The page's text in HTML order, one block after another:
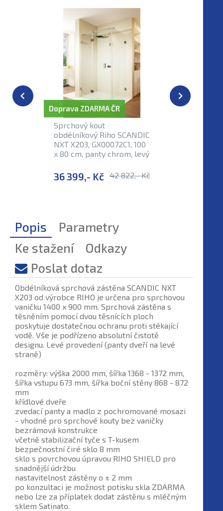
Sprchový kout
obdélníkový Riho SCANDIC
NXT X203, GX00072C1, 100
x 80 cm, panty chrom, levý
36 399,- Kč 42 822,- Kč
Doprava ZDARMA ČR Doprava
Popis
Parametry
Ke stažení
Odkazy
Poslat dotaz
Obdélníková sprchová zástěna SCANDIC NXT
X203 od výrobce RIHO je určena pro sprchovou
vaničku 1400 x 900 mm. Sprchová zástěna s
těsněním pomocí dvou těsnících ploch
poskytuje dostatečnou ochranu proti stékající
vodě. Vše je podřízeno absolutní čistotě
designu. Levé provedení (panty dveří na levé
straně)
rozměry: výška 2000 mm, šířka 1368 - 1372 mm,
šířka vstupu 673 mm, šířka boční stěny 868 - 872
mm
křídlové dveře
zvedací panty a madlo z pochromované mosazi
- vhodné pro sprchové kouty bez vaničky
bezrámová konstrukce
včetně stabilizační tyče s T-kusem
bezpečnostní čiré sklo 8 mm
sklo s povrchovou úpravou RIHO SHIELD pro
snadnější údržbu
nastavitelnost zástěny o ± 2 mm
po konzultaci je možnost potisku skla ZDARMA
nebo lze za příplatek dodat zástěnu s mléčným
sklem Satinato.